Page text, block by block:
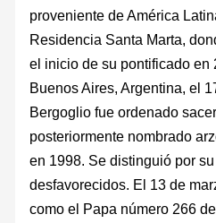
proveniente de América
Residencia Santa Marta,
el inicio de su pontificado en
Buenos Aires, Argentina, el
Bergoglio fue ordenado
posteriormente nombrado
en 1998. Se distinguió por
desfavorecidos. El 13 de
como el Papa número 266